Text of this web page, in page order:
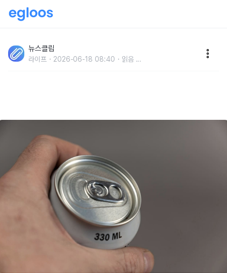
성 '신장 손상'까지 일으킬 수 있다는 죽음의 음료
뉴스클립
라이프 2026-06-18 08:40 읽음 ...